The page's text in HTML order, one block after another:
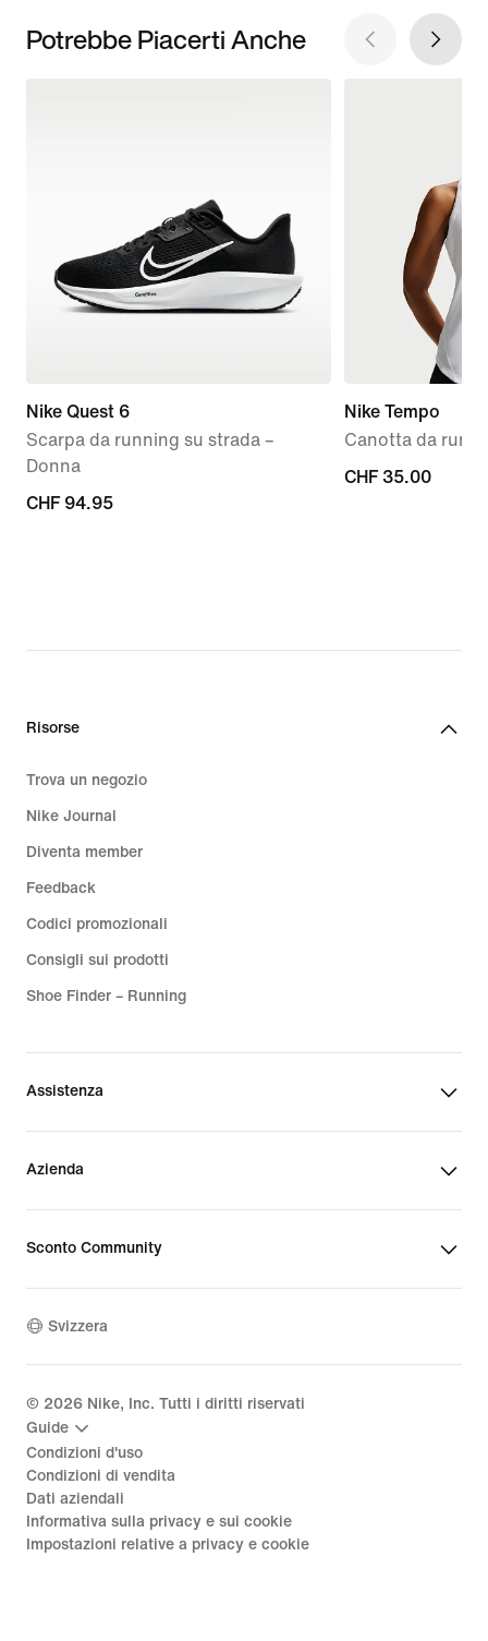
Potrebbe Piacerti Anche
Nike Quest 6
Scarpa da running su strada –
Donna
CHF
CHF 94.95
Nike Tempo
Canotta da
CHF
CHF 35.00
Risorse
Trova un negozio
Nike Journal
Diventa member
Feedback
Codici promozionali
Consigli sui prodotti
Shoe Finder – Running
Assistenza
Azienda
Sconto Community
Svizzera
© 2026 Nike, Inc. Tutti i diritti riservati
Guide
Condizioni d'uso
Condizioni di vendita
Dati aziendali
Informativa sulla privacy e sui cookie
Impostazioni relative a privacy e cookie